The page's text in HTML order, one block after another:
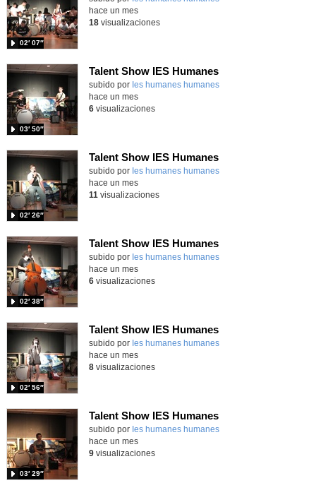
02′ 07″
hace un mes
18visualizaciones
Talent Show IES Humanes
subido por Ies humanes humanes
03′ 50″
-
hace un mes
6visualizaciones
Talent Show IES Humanes
subido por Ies humanes humanes
02′ 26″
-
hace un mes
11 visualizaciones
Talent Show IES Humanes
subido por Ies humanes humanes
02′ 38″
-
hace un mes
6visualizaciones
Talent Show IES Humanes
subido por Ies humanes humanes
02′ 56″
-
hace un mes
8visualizaciones
Talent Show IES Humanes
subido por Ies humanes humanes
03′ 29″
-
hace un mes
9visualizaciones